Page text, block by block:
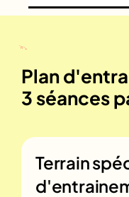
Plan
3 séances
Terrain